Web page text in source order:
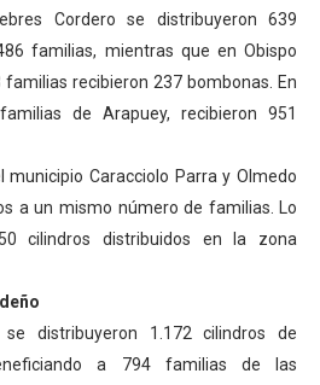
Cordero se distribuyeron 639
familias, mientras que en Obispo
familias recibieron 237 bombonas. En
de Arapuey, recibieron 951
municipio Caracciolo Parra y Olmedo
a un mismo número de familias. Lo
cilindros distribuidos en la zona
distribuyeron 1.172 cilindros de
a 794 familias de las